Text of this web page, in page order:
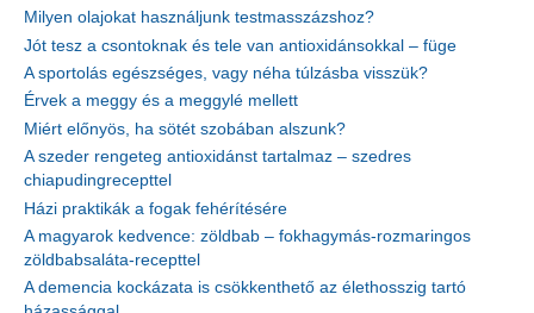
Milyen olajokat használjunk testmasszázshoz?
Jót tesz a csontoknak és tele van antioxidánsokkal – füge
A sportolás egészséges, vagy néha túlzásba visszük?
Érvek a meggy és a meggylé mellett
Miért előnyös, ha sötét szobában alszunk?
A szeder rengeteg antioxidánst tartalmaz – szedres
chiapudingrecepttel
Házi praktikák a fogak fehérítésére
A magyarok kedvence: zöldbab – fokhagymás-rozmaringos
zöldbabsaláta-recepttel
A demencia kockázata is csökkenthető az élethosszig tartó